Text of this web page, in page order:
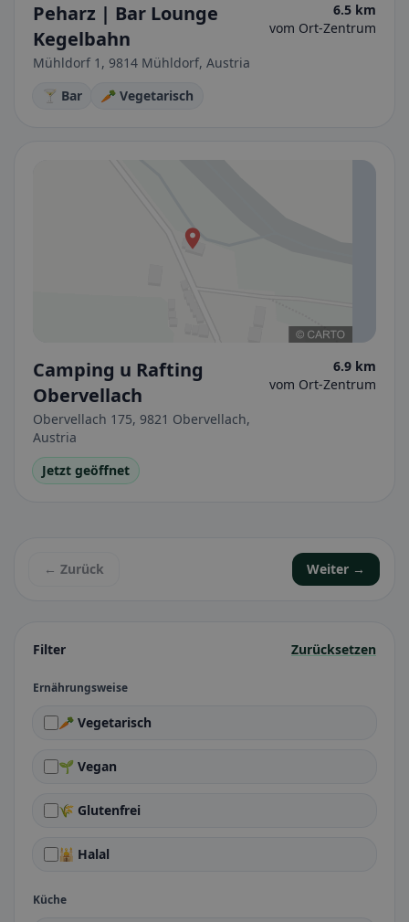
Filter Zurücksetzen
Ernährungsweise
🥕 Vegetarisch
🌱 Vegan
🌾 Glutenfrei
🕌 Halal
Küche
Peharz | Bar Lounge
Kegelbahn
Mühldorf 1, 9814 Mühldorf, Austria
6.5 km
vom Ort-Zentrum
🍸 Bar 🥕 Vegetarisch
Camping u Rafting
Obervellach
Obervellach 175, 9821 Obervellach,
Austria
6.9 km
vom Ort-Zentrum
Jetzt geöffnet
← Zurück Weiter →